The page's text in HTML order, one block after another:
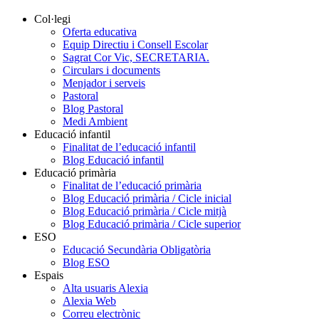
Col·legi
Oferta educativa
Equip Directiu i Consell Escolar
Sagrat Cor Vic, SECRETARIA.
Circulars i documents
Menjador i serveis
Pastoral
Blog Pastoral
Medi Ambient
Educació infantil
Finalitat de l’educació infantil
Blog Educació infantil
Educació primària
Finalitat de l’educació primària
Blog Educació primària / Cicle inicial
Blog Educació primària / Cicle mitjà
Blog Educació primària / Cicle superior
ESO
Educació Secundària Obligatòria
Blog ESO
Espais
Alta usuaris Alexia
Alexia Web
Correu electrònic